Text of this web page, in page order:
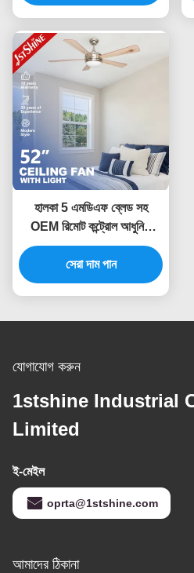
হালকা 5 এমডিএফ ব্লেড সহ
OEM রিমোট কন্ট্রোল আধুনিক
LED সিলিং ফ্যান
সেরা দাম পান
যোগাযোগ করুন
1stshine Industrial
Limited
ই-মেইল
oprta@1stshine.com
আমাদের ঠিকানা